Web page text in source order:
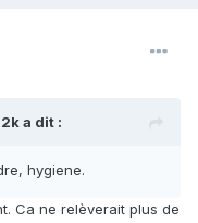
a dit :
hygiene.
Ca ne relèverait plus de